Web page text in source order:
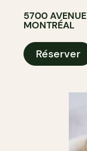
5700
MONTRÉAL
Réserver